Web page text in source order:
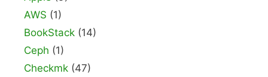
AWS (1)
BookStack (14)
Ceph (1)
Checkmk (47)